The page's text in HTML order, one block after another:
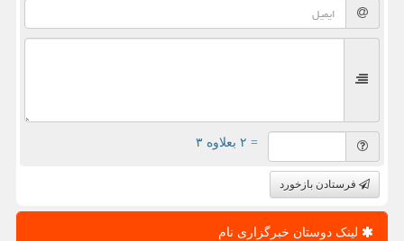
= ۲ بعلاوه ۳
فرستادن بازخورد
لینک دوستان خبرگزاری نام